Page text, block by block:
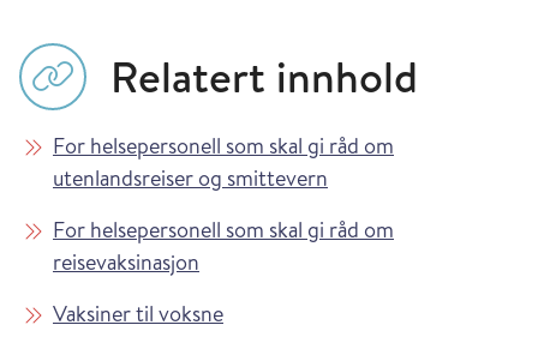
Relatert innhold
For helsepersonell som skal gi råd om
utenlandsreiser og smittevern
For helsepersonell som skal gi råd om
reisevaksinasjon
Vaksiner til voksne